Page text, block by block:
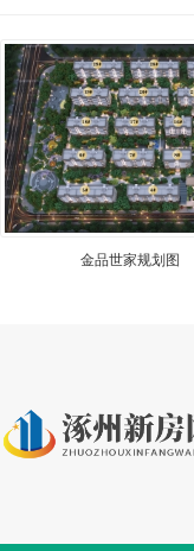
金品世家规划图